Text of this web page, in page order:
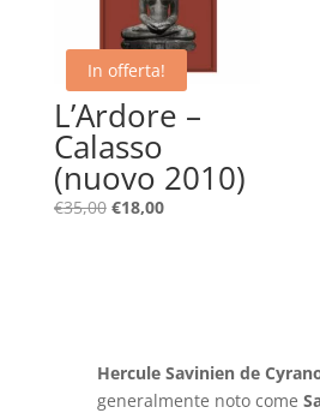
In offerta!
L’Ardore –
Calasso
(nuovo 2010)
€35,00 Il
€18,00Il
Hercule Savinien de
generalmente noto come